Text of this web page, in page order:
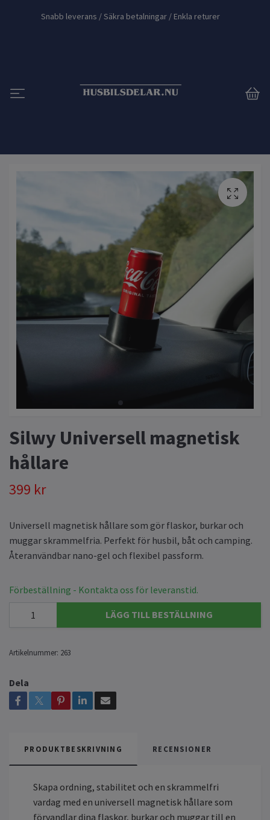
Snabb leverans / Säkra betalningar / Enkla returer
Silwy Universell magnetisk
hållare
399 kr
Universell magnetisk hållare som gör flaskor, burkar och
muggar skrammelfria. Perfekt för husbil, båt och camping.
Återanvändbar nano-gel och flexibel passform.
Förbeställning - Kontakta oss för leveranstid.
LÄGG TILL BESTÄLLNING
Artikelnummer: 263
Dela
PRODUKTBESKRIVNING RECENSIONER
Skapa ordning, stabilitet och en skrammelfri
vardag med en universell magnetisk hållare som
förvandlar dina flaskor, burkar och muggar till en